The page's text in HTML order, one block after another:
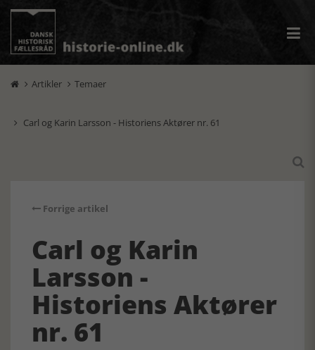
 Artikler  Temaer
 Carl og Karin Larsson - Historiens Aktører nr. 61

Forrige artikel
Carl og Karin
Larsson -
Historiens Aktører
nr. 61